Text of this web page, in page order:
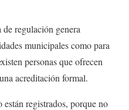
regulación genera
municipales como para
personas que ofrecen
acreditación formal.
registrados, porque no